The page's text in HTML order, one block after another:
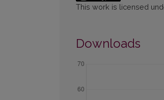
This work is licensed
Downloads